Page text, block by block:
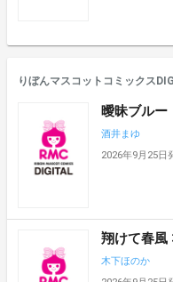
りぼんマスコットコミックス
曖昧ブルー
酒井まゆ
2026年9月25日
翔けて春風
木下ほのか